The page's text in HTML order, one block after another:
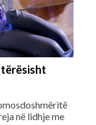
në lidhje me